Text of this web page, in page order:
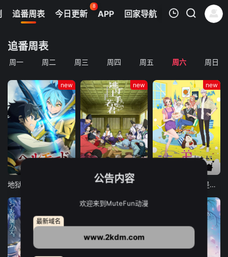
追番周表 今日更新
8
APP 回家导航
暂无观看影片的记录
追番周表
周一 周二 周三 周四 周五 周六 周日
new new new
我家的弟弟们真是让您费心了
公告内容
欢迎来到MuteFun动漫
最新域名
www.2kdm.com